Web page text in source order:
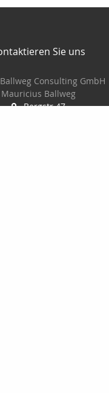
Sie uns
Consulting GmbH
Mauricius Ballweg
Bergstr.47